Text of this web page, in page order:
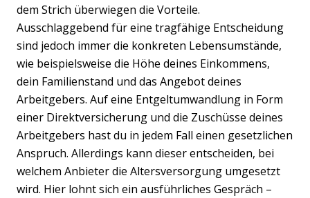
dem Strich überwiegen die Vorteile.
Ausschlaggebend für eine tragfähige Entscheidung
sind jedoch immer die konkreten Lebensumstände,
wie beispielsweise die Höhe deines Einkommens,
dein Familienstand und das Angebot deines
Arbeitgebers. Auf eine Entgeltumwandlung in Form
einer Direktversicherung und die Zuschüsse deines
Arbeitgebers hast du in jedem Fall einen gesetzlichen
Anspruch. Allerdings kann dieser entscheiden, bei
welchem Anbieter die Altersversorgung umgesetzt
wird. Hier lohnt sich ein ausführliches Gespräch –